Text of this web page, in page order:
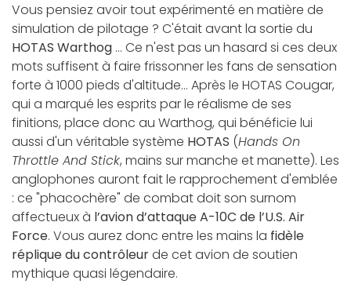
Vous pensiez avoir tout expérimenté en matière de
simulation de pilotage ? C'était avant la sortie du
HOTAS Warthog ... Ce n'est pas un hasard si ces deux
mots suffisent à faire frissonner les fans de sensation
forte à 1000 pieds d'altitude... Après le HOTAS Cougar,
qui a marqué les esprits par le réalisme de ses
finitions, place donc au Warthog, qui bénéficie lui
aussi d'un véritable système HOTAS (Hands On
Throttle And Stick, mains sur manche et manette). Les
anglophones auront fait le rapprochement d'emblée
: ce "phacochère" de combat doit son surnom
affectueux à l’avion d’attaque A-10C de l’U.S. Air
Force. Vous aurez donc entre les mains la fidèle
réplique du contrôleurde cet avion de soutien
mythique quasi légendaire.